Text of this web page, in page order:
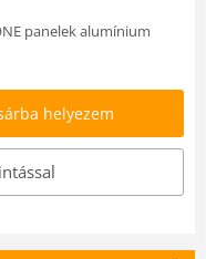
panelek alumínium
helyezem